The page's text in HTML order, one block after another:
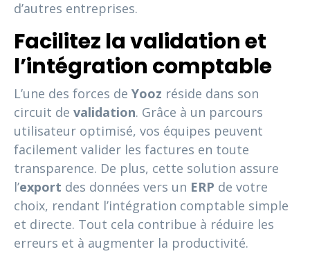
d’autres entreprises.
Facilitez la validation et
l’intégration comptable
L’une des forces de Yooz réside dans son
circuit de validation. Grâce à un parcours
utilisateur optimisé, vos équipes peuvent
facilement valider les factures en toute
transparence. De plus, cette solution assure
l’export des données vers un ERP de votre
choix, rendant l’intégration comptable simple
et directe. Tout cela contribue à réduire les
erreurs et à augmenter la productivité.